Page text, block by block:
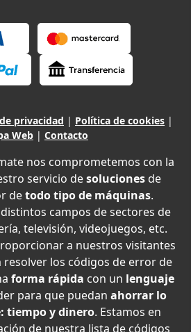
privacidad | Política de cookies |
Web | Contacto
nos comprometemos con la
servicio desoluciones de
detodo tipo de máquinas.
campos de sectores de
televisión, videojuegos, etc.
a nuestros visitantes
los códigos de error de
forma rápida con un lenguaje
para que puedan ahorrar lo
tiempo y dinero. Estamos en
de nuestra lista de códigos